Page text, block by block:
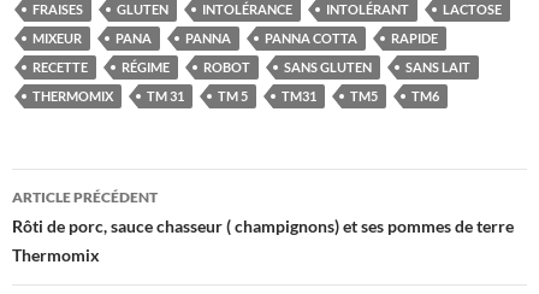
FRAISES
GLUTEN INTOLÉRANCE INTOLÉRANT
LACTOSE
MIXEUR
PANA PANNA PANNA COTTA
RAPIDE
RECETTE
RÉGIME ROBOT SANS GLUTEN
SANS LAIT
THERMOMIX
TM 31 TM 5 TM31 TM5 TM6
Navigation
des
articles
ARTICLE PRÉCÉDENT
Rôti de porc, sauce chasseur ( champignons) et ses pommes de terre
Thermomix